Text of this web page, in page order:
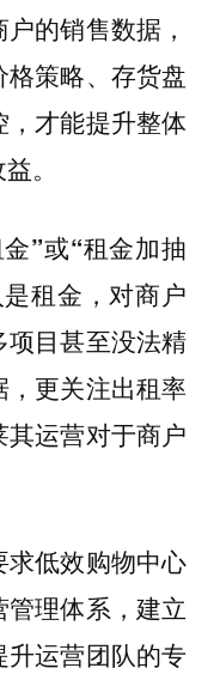
的销售数据，
策略、存货盘
才能提升整体
。
”或“租金加抽
是租金，对商户
目甚至没法精
更关注出租率
运营对于商户
低效购物中心
理体系，建立
运营团队的专